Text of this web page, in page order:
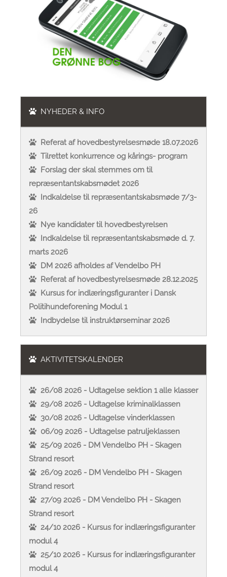
NYHEDER & INFO
Referat af hovedbestyrelsesmøde 18.07.2026
Tilrettet konkurrence og kårings- program
Forslag der skal stemmes om til
repræsentantskabsmødet 2026
Indkaldelse til repræsentantskabsmøde 7/3-
26
Nye kandidater til hovedbestyrelsen
Indkaldelse til repræsentantskabsmøde d. 7.
marts 2026
DM 2026 afholdes af Vendelbo PH
Referat af hovedbestyrelsesmøde 28.12.2025
Kursus for indlæringsfiguranter i Dansk
Politihundeforening Modul 1
Indbydelse til instruktørseminar 2026
AKTIVITETSKALENDER
26/08 2026 - Udtagelse sektion 1 alle klasser
29/08 2026 - Udtagelse kriminalklassen
30/08 2026 - Udtagelse vinderklassen
06/09 2026 - Udtagelse patruljeklassen
25/09 2026 - DM Vendelbo PH - Skagen
Strand resort
26/09 2026 - DM Vendelbo PH - Skagen
Strand resort
27/09 2026 - DM Vendelbo PH - Skagen
Strand resort
24/10 2026 - Kursus for indlæringsfiguranter
modul 4
25/10 2026 - Kursus for indlæringsfiguranter
modul 4